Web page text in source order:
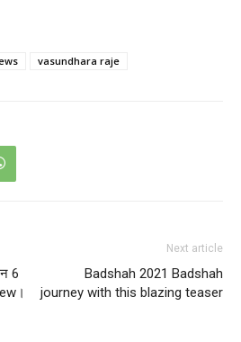
vasundhara raje
6
Next article
Badshah 2021 Badshah
journey with this blazing teaser